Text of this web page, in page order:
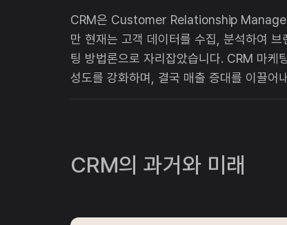
CRM은 Customer Relationship
만 현재는 고객 데이터를 수집, 분석하여
팅 방법론으로 자리잡았습니다. CRM 마케
성도를 강화하며, 결국 매출 증대를 이끌어
CRM의 과거와 미래